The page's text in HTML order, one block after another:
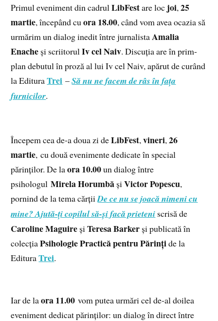
Primul eveniment din cadrulLibFestare loc joi,25
martie, începând cuora 18.00, când vom avea ocazia să
urmărim un dialog inedit între jurnalistaAmalia
Enache și scriitorulIv cel Naiv. Discuția are în prim-
plan debutul în proză al lui Iv cel Naiv, apărut de curând
la EdituraTrei –Să nu ne facem de râs în fața
furnicilor.
Începem cea de-a doua zi deLibFest,vineri,26
martie, cu două evenimente dedicate în special
părinților. De laora 10.00un dialog între
psihologulMirela Horumbă șiVictor Popescu,
pornind de la tema cărțiiDe ce nu se joacă nimeni cu
mine? Ajută-ți copilul să-și facă prieteni scrisă de
Caroline Maguire șiTeresa Barker și publicată în
colecțiaPsihologie Practică pentru Părințide la
EdituraTrei.
Iar de laora 11.00 vom putea urmări cel de-al doilea
eveniment dedicat părinților: un dialog în direct între